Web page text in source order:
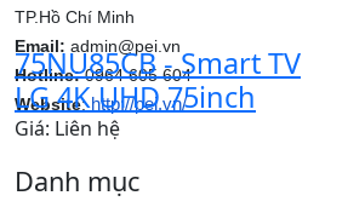
75NU85CB - Smart TV
LG 4K UHD 75inch
Giá: Liên hệ
TP.Hồ Chí Minh
Email: admin@pei.vn
Hotline:0964 605 604
Website:http://pei.vn/
Danh mục